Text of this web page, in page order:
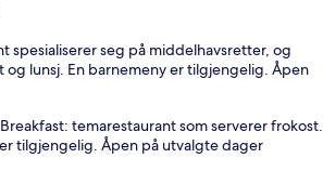
spesialiserer seg på middelhavsretter, og
og lunsj. En barnemeny er tilgjengelig. Åpen
temarestaurant som serverer frokost.
tilgjengelig. Åpen på utvalgte dager